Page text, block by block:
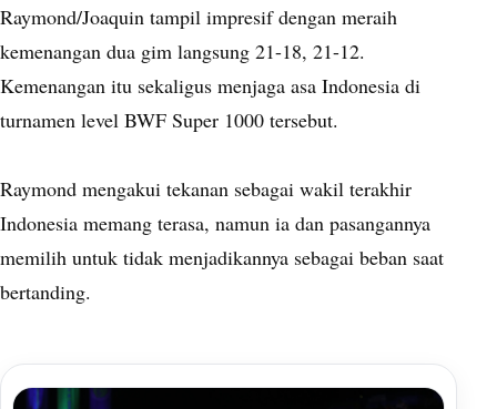
Raymond/Joaquin tampil impresif dengan meraih
kemenangan dua gim langsung 21-18, 21-12.
Kemenangan itu sekaligus menjaga asa Indonesia di
turnamen level BWF Super 1000 tersebut.
Raymond mengakui tekanan sebagai wakil terakhir
Indonesia memang terasa, namun ia dan pasangannya
memilih untuk tidak menjadikannya sebagai beban saat
bertanding.